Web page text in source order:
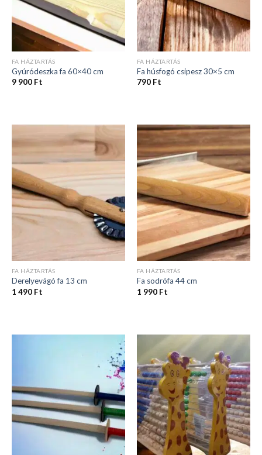
FA HÁZTARTÁS
Gyúródeszka fa 60×40 cm
9 900 Ft
FA HÁZTARTÁS
Fa húsfogó csipesz 30×5 cm
790 Ft
FA HÁZTARTÁS
Derelyevágó fa 13 cm
1 490 Ft
FA HÁZTARTÁS
Fa sodrófa 44 cm
1 990 Ft